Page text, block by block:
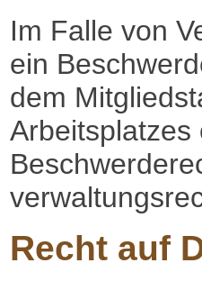
Im Falle von
ein
dem
Recht auf